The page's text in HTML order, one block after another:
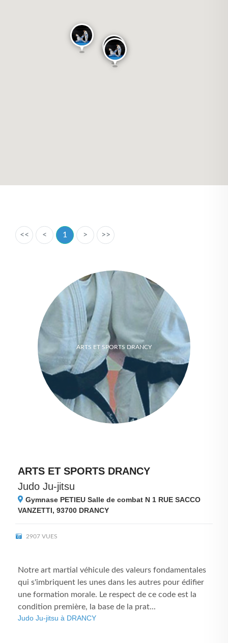
<< < 1 > >>
ARTS ET SPORTS DRANCY
ARTS ET SPORTS DRANCY
Judo Ju-jitsu
Gymnase PETIEU Salle de combat N 1 RUE SACCO
VANZETTI, 93700 DRANCY
2907 VUES
Notre art martial véhicule des valeurs fondamentales
qui s'imbriquent les unes dans les autres pour édifier
une formation morale. Le respect de ce code est la
condition première, la base de la prat...
Judo Ju-jitsu à DRANCY